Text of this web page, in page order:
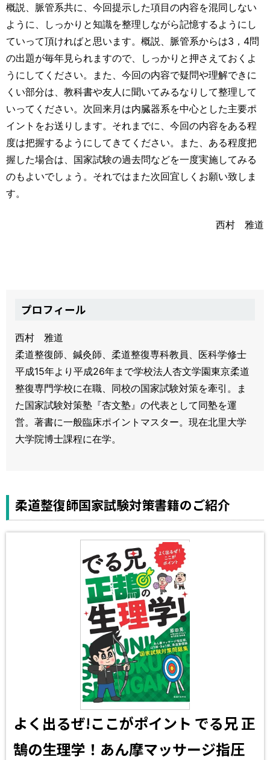
概説、脈管系共に、今回提示した項目の内容を混同しない
ように、しっかりと知識を整理しながら記憶するようにし
ていって頂ければと思います。概説、脈管系からは3，4問
の出題が毎年見られますので、しっかりと押さえておくよ
うにしてください。また、今回の内容で疑問や理解できに
くい部分は、教科書や友人に聞いてみるなりして整理して
いってください。次回来月は内臓器系を中心とした主要ポ
イントをお送りします。それまでに、今回の内容をある程
度は把握するようにしてきてください。また、ある程度把
握した場合は、国家試験の過去問などを一度実施してみる
のもよいでしょう。それではまた次回宜しくお願い致しま
す。
西村 雅道
プロフィール
西村 雅道
柔道整復師、鍼灸師、柔道整復専科教員、医科学修士
平成15年より平成26年まで学校法人杏文学園東京柔道
整復専門学校に在職、同校の国家試験対策を牽引。ま
た国家試験対策塾『杏文塾』の代表として同塾を運
営。著書に一般臨床ポイントマスター。現在北里大学
大学院博士課程に在学。
柔道整復師国家試験対策書籍のご紹介
よく出るぜ!ここがポイント でる兄 正
鵠の生理学！あん摩マッサージ指圧